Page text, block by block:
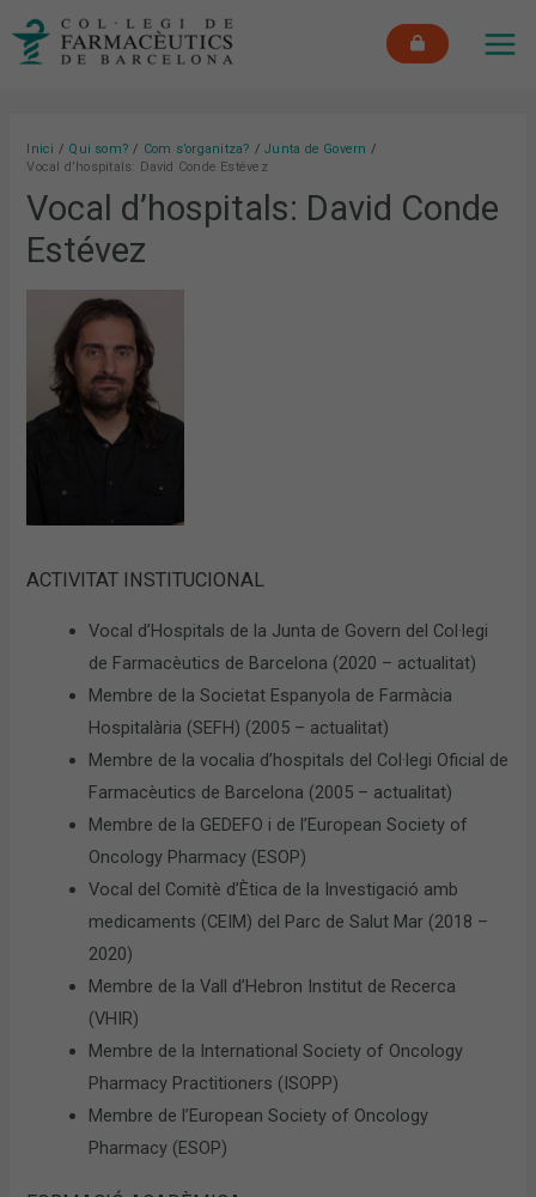
Inici Qui som? Com s’organitza?
Junta de Govern
Vocal d’hospitals: David Conde Estévez
Vocal d’hospitals: David Conde
Estévez
ACTIVITAT INSTITUCIONAL
Vocal d’Hospitals de la Junta de Govern del Col·legi
de Farmacèutics de Barcelona (2020 – actualitat)
Membre de la Societat Espanyola de Farmàcia
Hospitalària (SEFH) (2005 – actualitat)
Membre de la vocalia d’hospitals del Col·legi Oficial de
Farmacèutics de Barcelona (2005 – actualitat)
Membre de la GEDEFO i de l’European Society of
Oncology Pharmacy (ESOP)
Vocal del Comitè d’Ètica de la Investigació amb
medicaments (CEIM) del Parc de Salut Mar (2018 –
2020)
Membre de la Vall d’Hebron Institut de Recerca
(VHIR)
Membre de la International Society of Oncology
Pharmacy Practitioners (ISOPP)
Membre de l’European Society of Oncology
Pharmacy (ESOP)